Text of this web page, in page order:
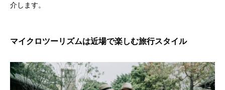
介します。
マイクロツーリズムは近場で楽しむ旅行スタイル